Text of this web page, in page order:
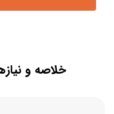
خلاصه و